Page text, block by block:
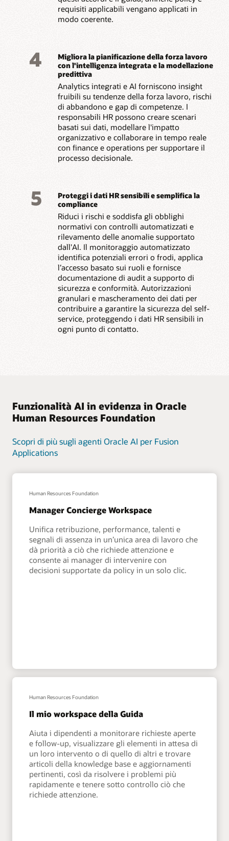
requisiti applicabili vengano applicati in
modo coerente.
4
Migliora la pianificazione della forza lavoro
con l'intelligenza integrata e la modellazione
predittiva
Analytics integrati e AI forniscono insight
fruibili su tendenze della forza lavoro, rischi
di abbandono e gap di competenze. I
responsabili HR possono creare scenari
basati sui dati, modellare l'impatto
organizzativo e collaborare in tempo reale
con finance e operations per supportare il
processo decisionale.
5
Proteggi i dati HR sensibili e semplifica la
compliance
Riduci i rischi e soddisfa gli obblighi
normativi con controlli automatizzati e
rilevamento delle anomalie supportato
dall'AI. Il monitoraggio automatizzato
identifica potenziali errori o frodi, applica
l’accesso basato sui ruoli e fornisce
documentazione di audit a supporto di
sicurezza e conformità. Autorizzazioni
granulari e mascheramento dei dati per
contribuire a garantire la sicurezza del self-
service, proteggendo i dati HR sensibili in
ogni punto di contatto.
Funzionalità AI in evidenza in Oracle
Human Resources Foundation
Scopri di più sugli agenti Oracle AI per Fusion
Applications
Human Resources Foundation
Manager Concierge Workspace
Unifica retribuzione, performance, talenti e
segnali di assenza in un’unica area di lavoro che
dà priorità a ciò che richiede attenzione e
consente ai manager di intervenire con
decisioni supportate da policy in un solo clic.
Human Resources Foundation
Il mio workspace della Guida
Aiuta i dipendenti a monitorare richieste aperte
e follow-up, visualizzare gli elementi in attesa di
un loro intervento o di quello di altri e trovare
articoli della knowledge base e aggiornamenti
pertinenti, così da risolvere i problemi più
rapidamente e tenere sotto controllo ciò che
richiede attenzione.